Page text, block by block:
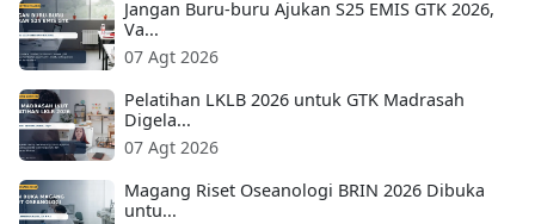
Jangan Buru-buru Ajukan S25 EMIS GTK 2026,
Va...
07 Agt 2026
Pelatihan LKLB 2026 untuk GTK Madrasah
Digela...
07 Agt 2026
Magang Riset Oseanologi BRIN 2026 Dibuka
untu...